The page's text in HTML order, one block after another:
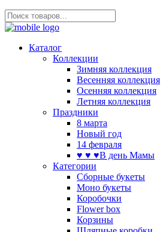
Каталог
Коллекции
Зимняя коллекция
Весенняя коллекция
Осенняя коллекция
Летняя коллекция
Праздники
8 марта
Новый год
14 февраля
♥ ♥ ♥В день Мамы
Категории
Сборные букеты
Моно букеты
Коробочки
Flower box
Корзины